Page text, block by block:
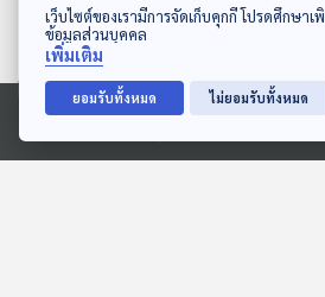
ดาวน์โหลด Thai PBS Podcast Application
Ⓒ 2020 องค์การกระจายเสียงและแพร่ภาพสาธารณะแห่งประเทศ
เว็บไซต์ของเรามีการจัดเก็บคุกกี้ โปรดศึกษา
ข้อมูลส่วนบุคคล
เพิ่มเติม
ยอมรับทั้งหมด ไม่ยอมรับทั้งหมด